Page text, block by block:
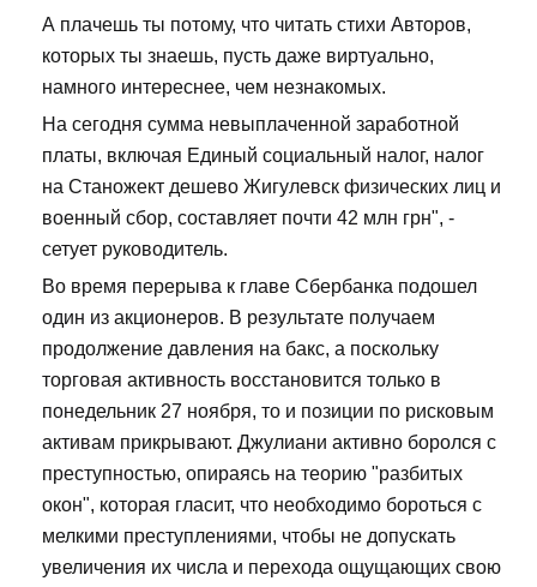
А плачешь ты потому, что читать стихи Авторов,
которых ты знаешь, пусть даже виртуально,
намного интереснее, чем незнакомых.
На сегодня сумма невыплаченной заработной
платы, включая Единый социальный налог, налог
на Станожект дешево Жигулевск физических лиц и
военный сбор, составляет почти 42 млн грн", -
сетует руководитель.
Во время перерыва к главе Сбербанка подошел
один из акционеров. В результате получаем
продолжение давления на бакс, а поскольку
торговая активность восстановится только в
понедельник 27 ноября, то и позиции по рисковым
активам прикрывают. Джулиани активно боролся с
преступностью, опираясь на теорию "разбитых
окон", которая гласит, что необходимо бороться с
мелкими преступлениями, чтобы не допускать
увеличения их числа и перехода ощущающих свою